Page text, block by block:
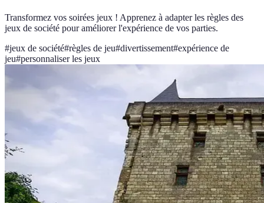
Transformez vos soirées jeux ! Apprenez à adapter les règles des
jeux de société pour améliorer l'expérience de vos parties.
#jeux de société#règles de jeu#divertissement#expérience de
jeu#personnaliser les jeux